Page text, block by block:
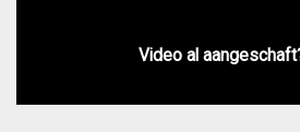
Video al